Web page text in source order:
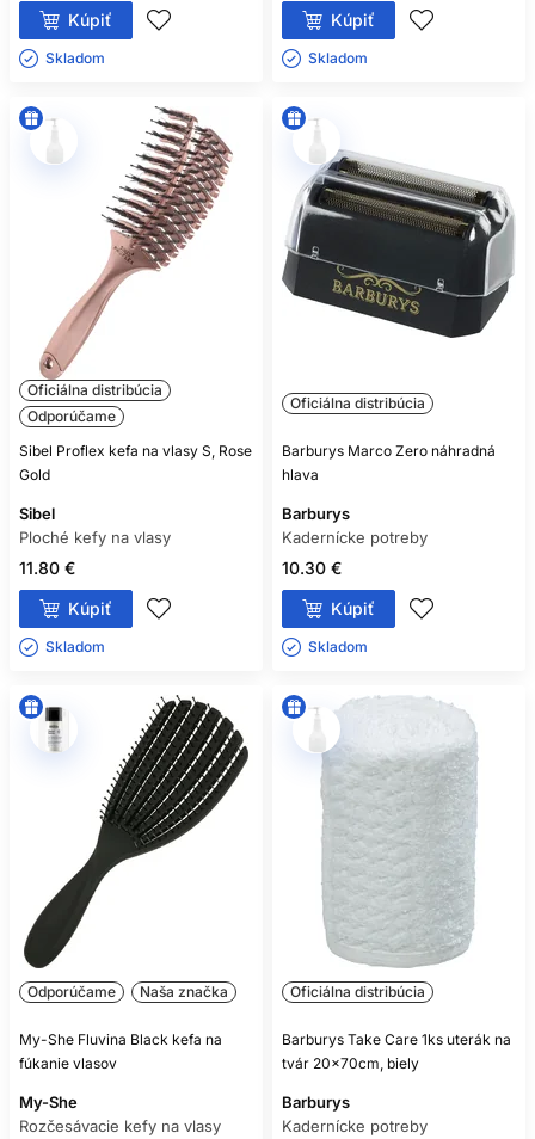
Kúpiť
Skladom ㅤ
Kúpiť
Skladom ㅤ
Oficiálna distribúcia
Odporúčame
Sibel Proflex kefa na vlasy S, Rose
Gold
Sibel
Ploché kefy na vlasy
11.80 €
Kúpiť
Skladom ㅤ
Oficiálna distribúcia
Barburys Marco Zero náhradná
hlava
Barburys
Kadernícke potreby
10.30 €
Kúpiť
Skladom ㅤ
Odporúčame Naša značka
My-She Fluvina Black kefa na
fúkanie vlasov
My-She
Rozčesávacie kefy na vlasy
Oficiálna distribúcia
Barburys Take Care 1ks uterák na
tvár 20x70cm, biely
Barburys
Kadernícke potreby